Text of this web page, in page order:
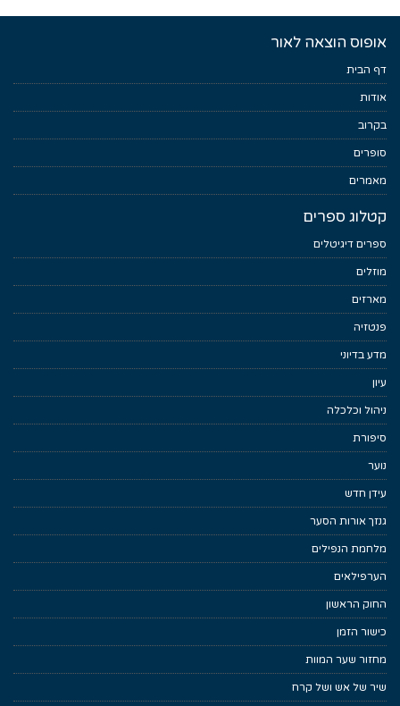
אופוס הוצאה לאור
דף הבית
אודות
בקרוב
סופרים
מאמרים
קטלוג ספרים
ספרים דיגיטלים
מוזלים
מארזים
פנטזיה
מדע בדיוני
עיון
ניהול וכלכלה
סיפורת
נוער
עידן חדש
גנזך אורות הסער
מלחמת הנפילים
הערפילאים
החוק הראשון
כישור הזמן
מחזור שער המוות
שיר של אש ושל קרח